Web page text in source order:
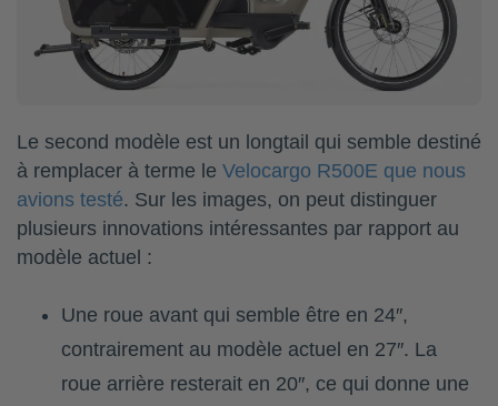
Le second modèle est un longtail qui semble destiné
à remplacer à terme le Velocargo R500E que nous
avions testé. Sur les images, on peut distinguer
plusieurs innovations intéressantes par rapport au
modèle actuel :
Une roue avant qui semble être en 24″,
contrairement au modèle actuel en 27″. La
roue arrière resterait en 20″, ce qui donne une